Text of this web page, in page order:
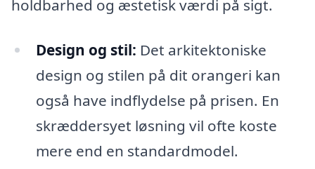
holdbarhed og æstetisk værdi på sigt.
Design og stil: Det arkitektoniske
design og stilen på dit orangeri kan
også have indflydelse på prisen. En
skræddersyet løsning vil ofte koste
mere end en standardmodel.